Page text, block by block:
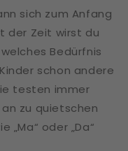
sich zum Anfang
der Zeit wirst du
Bedürfnis
schon andere
testen immer
zu quietschen
„Ma“ oder „Da“